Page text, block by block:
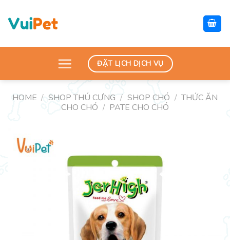
content
ĐẶT LỊCH DỊCH VỤ
HOME / SHOP THÚ CƯNG / SHOP CHÓ / THỨC ĂN
CHO CHÓ / PATE CHO CHÓ